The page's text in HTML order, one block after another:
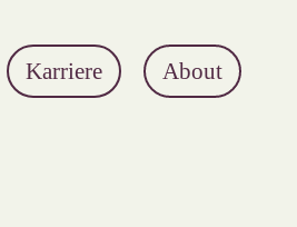
Karriere About